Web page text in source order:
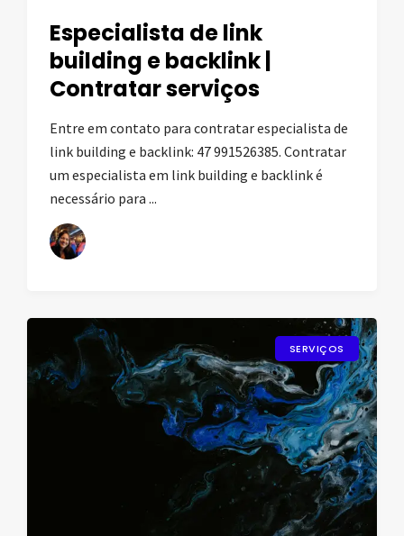
Especialista de link
building e backlink |
Contratar serviços
Entre em contato para contratar especialista de
link building e backlink: 47 991526385. Contratar
um especialista em link building e backlink é
necessário para ...
SERVIÇOS